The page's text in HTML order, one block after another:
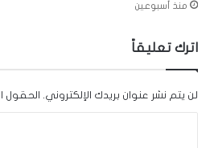
منذ أسبوعين
اترك تعليقاً
لن يتم نشر عنوان بريدك الإلكتروني. الحقول